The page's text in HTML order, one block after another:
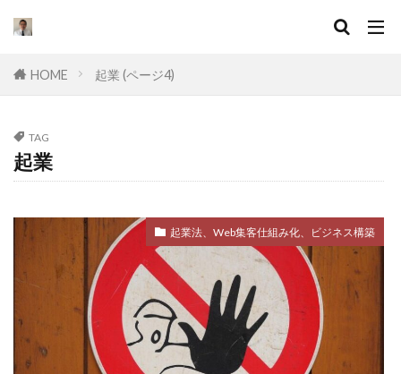
HOME 起業 (ページ4)
TAG
起業
起業法、Web集客仕組み化、ビジネス構築
カテゴリー
タグ
集客
ドラッカー
実態
マーケティング
挫折
口コミ
コンサル
起業したい
Facebook広告
プログラミング
オワコン
理由
脱サラ
ポジショニング
分野